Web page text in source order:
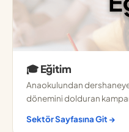
🎓 Eğitim
Anaokulundan
dönemini dolduran
Sektör Sayfasına Git →